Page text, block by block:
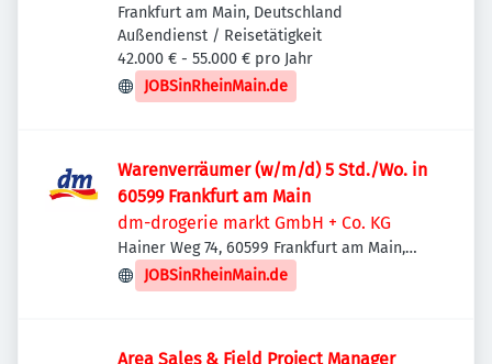
Frankfurt am Main, Deutschland
Außendienst / Reisetätigkeit
42.000 € - 55.000 € pro Jahr
JOBSinRheinMain.de
Warenverräumer (w/m/d) 5 Std./Wo. in
60599 Frankfurt am Main
dm-drogerie markt GmbH + Co. KG
Hainer Weg 74, 60599 Frankfurt am Main,
Deutschland
JOBSinRheinMain.de
Area Sales & Field Project Manager